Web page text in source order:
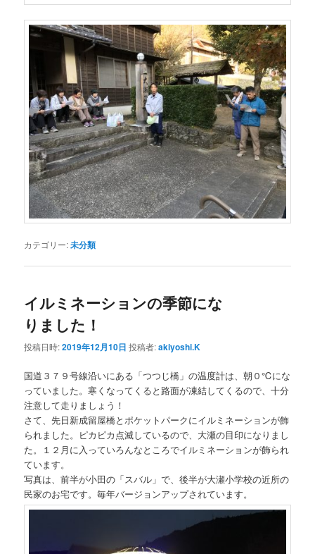
カテゴリー:未分類
イルミネーションの季節にな
りました！
投稿日時:2019年12月10日 投稿者:akiyoshi.K
国道３７９号線沿いにある「つつじ橋」の温度計は、朝０℃にな
っていました。寒くなってくると路面が凍結してくるので、十分
注意して走りましょう！
さて、先日新成留屋橋とポケットパークにイルミネーションが飾
られました。ピカピカ点滅しているので、大瀬の目印になりまし
た。１２月に入っていろんなところでイルミネーションが飾られ
ています。
写真は、前半が小田の「スバル」で、後半が大瀬小学校の近所の
民家のお宅です。毎年バージョンアップされています。